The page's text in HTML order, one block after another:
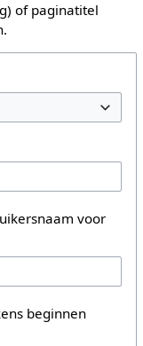
of paginatitel
voor
beginnen